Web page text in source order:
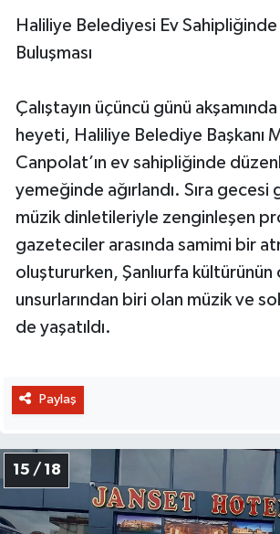
Haliliye Belediyesi Ev Sahipliğinde
Buluşması
Çalıştayın üçüncü günü
heyeti, Haliliye Belediye Başkanı
Canpolat’ın ev sahipliğinde
yemeğinde ağırlandı. Sıra gecesi
müzik dinletileriyle zenginleşen
gazeteciler arasında samimi bir
oluştururken, Şanlıurfa kültürünün
unsurlarından biri olan müzik ve
de yaşatıldı.
Paylaş
15 / 18